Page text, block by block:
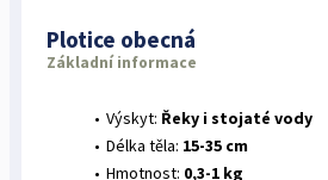
Plotice obecná
Základní informace
Výskyt: Řeky i stojaté vody
Délka těla: 15-35 cm
Hmotnost: 0,3-1 kg